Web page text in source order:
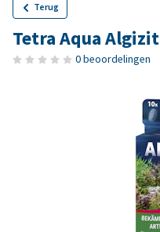
Terug
Tetra Aqua Algizit
0 beoordelingen